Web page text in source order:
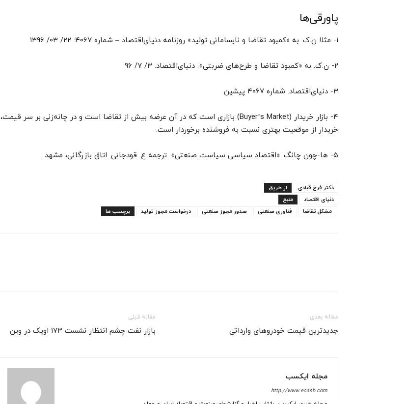
پاورقی‌ها
۱- مثلا ن.ک. به «کمبود تقاضا و نابسامانی تولید» روزنامه دنیای‌اقتصاد – شماره ۴۰۶۷: ۲۲/ ۰۳/ ۱۳۹۶
۲- ن.ک. به «کمبود تقاضا و طرح‌های ضربتی». دنیای‌اقتصاد. ۳/ ۷/ ۹۶
۳- دنیای‌اقتصاد. شماره ۴۰۶۷ پیشین
۴- بازار خریدار (Buyer’s Market) بازاری است که در آن عرضه بیش از تقاضا است و در چانه‌زنی بر سر قیمت،
خریدار از موقعیت بهتری نسبت به فروشنده برخوردار است.
۵- ها-چون چانگ. «اقتصاد سیاسی سیاست صنعتی». ترجمه ع. قودجانی. اتاق بازرگانی، مشهد.
از طریق
دکتر فرخ قبادی
منبع
دنیای اقتصاد
برچسب ها
درخواست مجوز تولید صدور مجوز صنعتی فناوری صنعتی مشکل تقاضا
مقاله قبلی
​بازار نفت چشم انتظار نشست ۱۷۳ اوپک در وین
مقاله بعدی
جدیدترین قیمت خودروهای وارداتی
مجله ایکسب
http://www.ecasb.com